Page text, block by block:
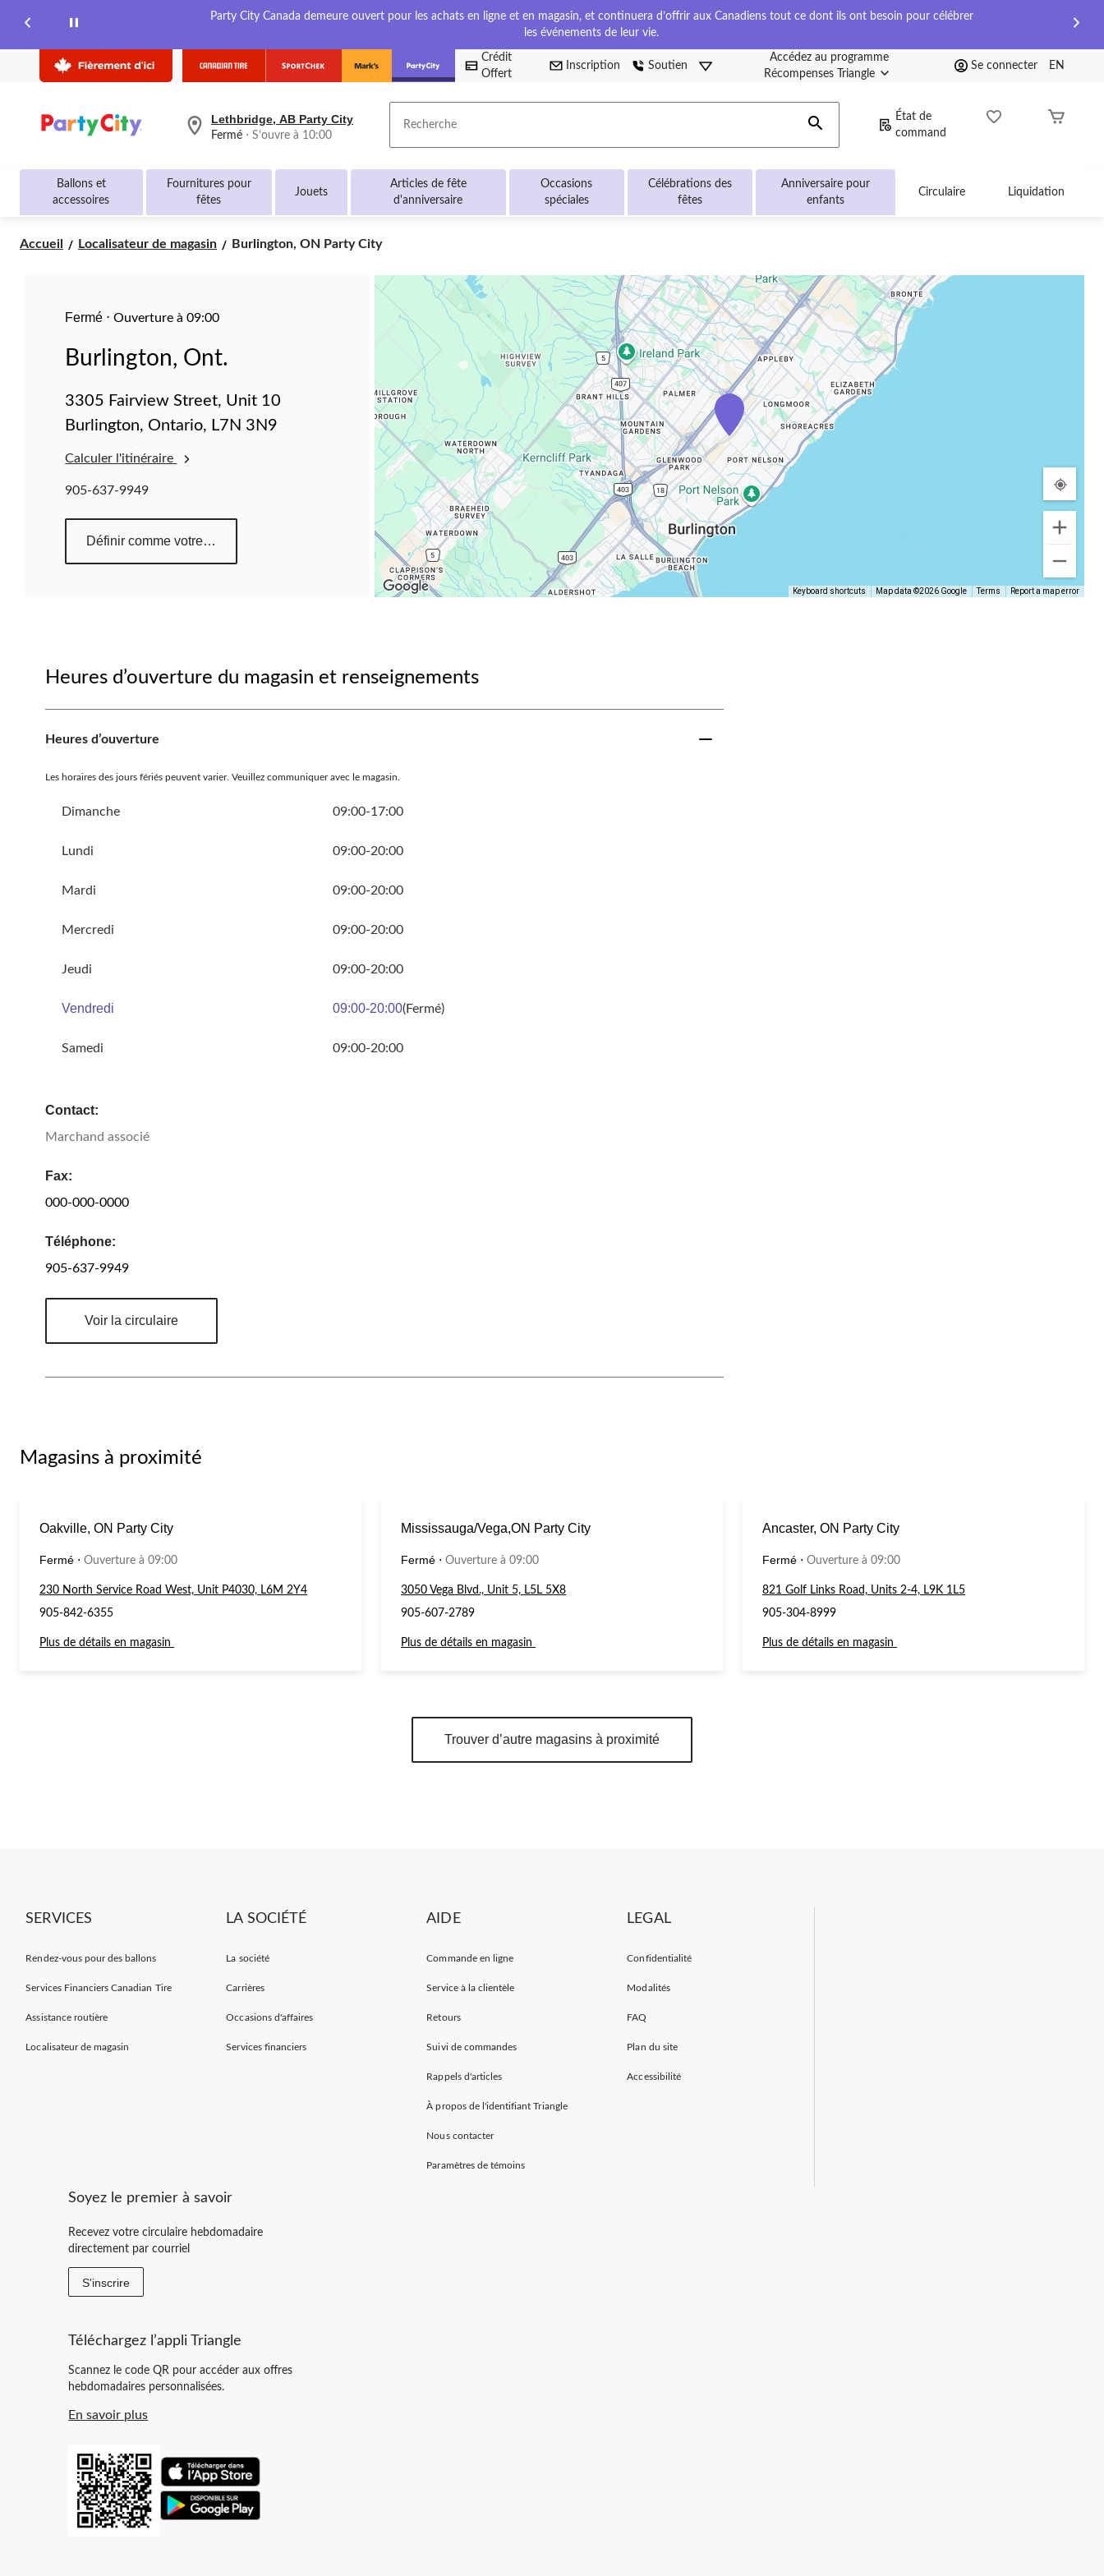
Party City Canada demeure ouvert pour les achats en ligne et en magasin, et continuera d’offrir aux Canadiens tout ce dont ils ont besoin pour célébrer
les événements de leur vie.
Crédit
Offert
Inscription Soutien
Accédez au programme
Récompenses Triangle
Se connecter EN
votre
Lethbridge,
AB
Party
courament
10:00
changer
Lethbridge, AB Party City
Fermé ⋅ S’ouvre à 10:00 Recherche
État de
command
Ballons et
accessoires
Fournitures pour
fêtes
Jouets
Articles de fête
d'anniversaire
Occasions
spéciales
Célébrations des
fêtes
Anniversaire pour
enfants
Circulaire Liquidation
Accueil Localisateur de magasin
Burlington,
Burlington, ON Party City
Fermé ⋅Ouverture à 09:00
Burlington, Ont.
3305 Fairview Street, Unit 10
Burlington, Ontario, L7N 3N9
Calculer l'itinéraire
905-637-9949
Définir comme votre magasin préféré
Keyboard shortcuts Map data ©2026 Google Terms Report a map error
Heures d’ouverture du magasin et renseignements
Heures d’ouverture
Les horaires des jours fériés peuvent varier. Veuillez communiquer avec le magasin.
Dimanche 09:00-17:00
Lundi 09:00-20:00
Mardi 09:00-20:00
Mercredi 09:00-20:00
Jeudi 09:00-20:00
Vendredi 09:00-20:00(Fermé)
Samedi 09:00-20:00
Contact:
Marchand associé
Fax:
000-000-0000
Téléphone:
905-637-9949
Voir la circulaire
Magasins à proximité
Oakville, ON Party City
Fermé ⋅ Ouverture à 09:00
230 North Service Road West, Unit P4030, L6M 2Y4
905-842-6355
Plus de détails en magasin
Mississauga/Vega,ON Party City
Fermé ⋅ Ouverture à 09:00
3050 Vega Blvd., Unit 5, L5L 5X8
905-607-2789
Plus de détails en magasin
Ancaster, ON Party City
Fermé ⋅ Ouverture à 09:00
821 Golf Links Road, Units 2-4, L9K 1L5
905-304-8999
Plus de détails en magasin
Trouver d’autre magasins à proximité
SERVICES
Rendez-vous pour des ballons
Services Financiers Canadian Tire
Assistance routière
Localisateur de magasin
LA SOCIÉTÉ
La société
Carrières
Occasions d'affaires
Services financiers
AIDE
Commande en ligne
Service à la clientèle
Retours
Suivi de commandes
Rappels d'articles
À propos de l'identifiant Triangle
Nous contacter
Paramètres de témoins
LEGAL
Confidentialité
Modalités
FAQ
Plan du site
Accessibilité
Soyez le premier à savoir
Recevez votre circulaire hebdomadaire
directement par courriel
S'inscrire
Téléchargez l’appli Triangle
Scannez le code QR pour accéder aux offres
hebdomadaires personnalisées.
En savoir plus